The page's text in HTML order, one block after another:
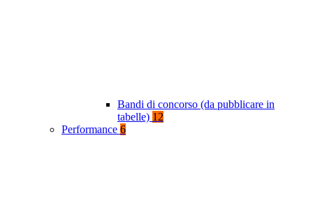
Bandi di concorso (da pubblicare in
tabelle) 12
Performance 6